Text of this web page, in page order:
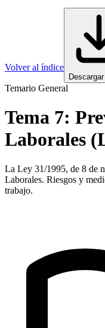
Volver al índice
Temario General
Tema 7:
Laborales
La Ley 31/1995, de 8 de
Laborales. Riesgos y
trabajo.